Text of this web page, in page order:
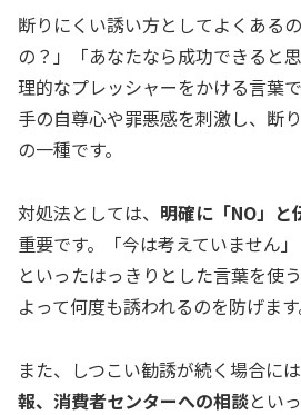
断りにくい誘い方としてよくある
の？」「あなたなら成功できると
理的なプレッシャーをかける言葉
手の自尊心や罪悪感を刺激し、断
の一種です。
対処法としては、 明確に「NO」と
重要です。「今は考えていません
といったはっきりとした言葉を使
よって何度も誘われるのを防げます
また、しつこい勧誘が続く場合には
報、消費者センターへの相談とい